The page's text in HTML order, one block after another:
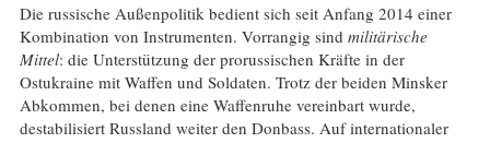
Die russische Außenpolitik bedient sich seit Anfang 2014 einer
Kombination von Instrumenten. Vorrangig sind militärische
Mittel: die Unterstützung der prorussischen Kräfte in der
Ostukraine mit Waffen und Soldaten. Trotz der beiden Minsker
Abkommen, bei denen eine Waffenruhe vereinbart wurde,
destabilisiert Russland weiter den Donbass. Auf internationaler